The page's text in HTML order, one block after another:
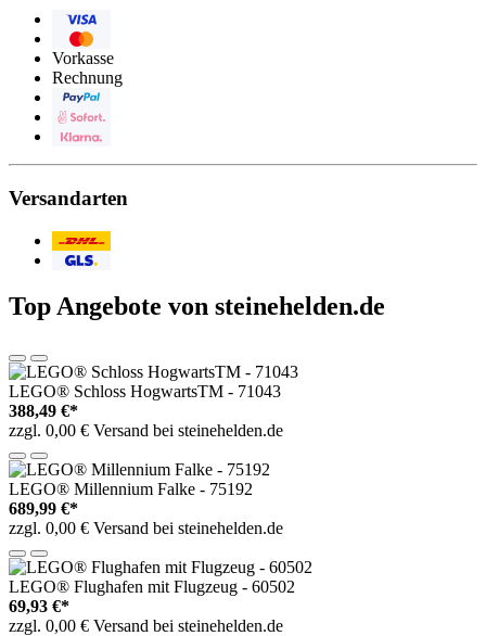
Vorkasse
Rechnung
Versandarten
Top Angebote von steinehelden.de
LEGO® Schloss HogwartsTM - 71043
388,49 €*
zzgl. 0,00 € Versand bei steinehelden.de
LEGO® Millennium Falke - 75192
689,99 €*
zzgl. 0,00 € Versand bei steinehelden.de
LEGO® Flughafen mit Flugzeug - 60502
69,93 €*
zzgl. 0,00 € Versand bei steinehelden.de